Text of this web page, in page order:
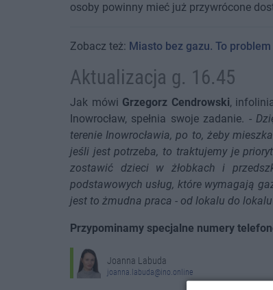
osoby powinny mieć już przywrócone
Zobacz też: Miasto bez gazu. To
Aktualizacja g. 16.45
Jak mówi Grzegorz Cendrowski,
Inowrocław, spełnia swoje zadanie. -
terenie Inowrocławia, po to, żeby
jeśli jest potrzeba, to traktujemy je
zostawić dzieci w żłobkach i
podstawowych usług, które wymagają
jest to żmudna praca - od lokalu do lokalu
Przypominamy specjalne numery
Joanna Labuda
joanna.labuda@ino.online